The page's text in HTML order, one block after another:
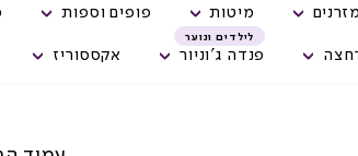
מזרנים מיטות פופים וספות
לילדים ונוער
פנדה ג'וניור אקססוריז